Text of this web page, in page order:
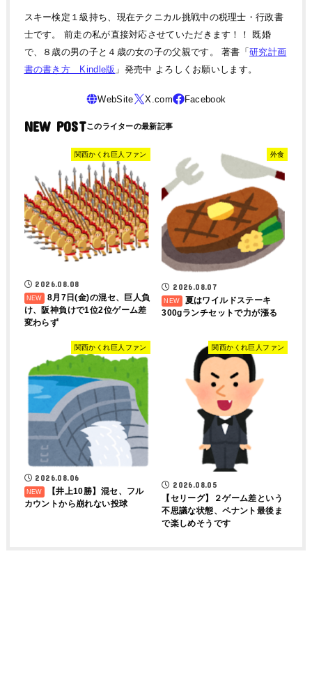
スキー検定１級持ち、現在テクニカル挑戦中の税理士・行政書
士です。 前走の私が直接対応させていただきます！！ 既婚
で、８歳の男の子と４歳の女の子の父親です。 著書「研究計画
書の書き方 Kindle版 」発売中 よろしくお願いします。
NEW POST
関西かくれ巨人ファン
2026.08.08
8月7日(金)の混セ、巨人負
け、阪神負けで1位2位ゲーム差
変わらず
外食
2026.08.07
夏はワイルドステーキ
300gランチセットで力が漲る
関西かくれ巨人ファン
2026.08.06
【井上10勝】混セ、フル
カウントから崩れない投球
関西かくれ巨人ファン
2026.08.05
【セリーグ】２ゲーム差という
不思議な状態、ペナント最後ま
で楽しめそうです